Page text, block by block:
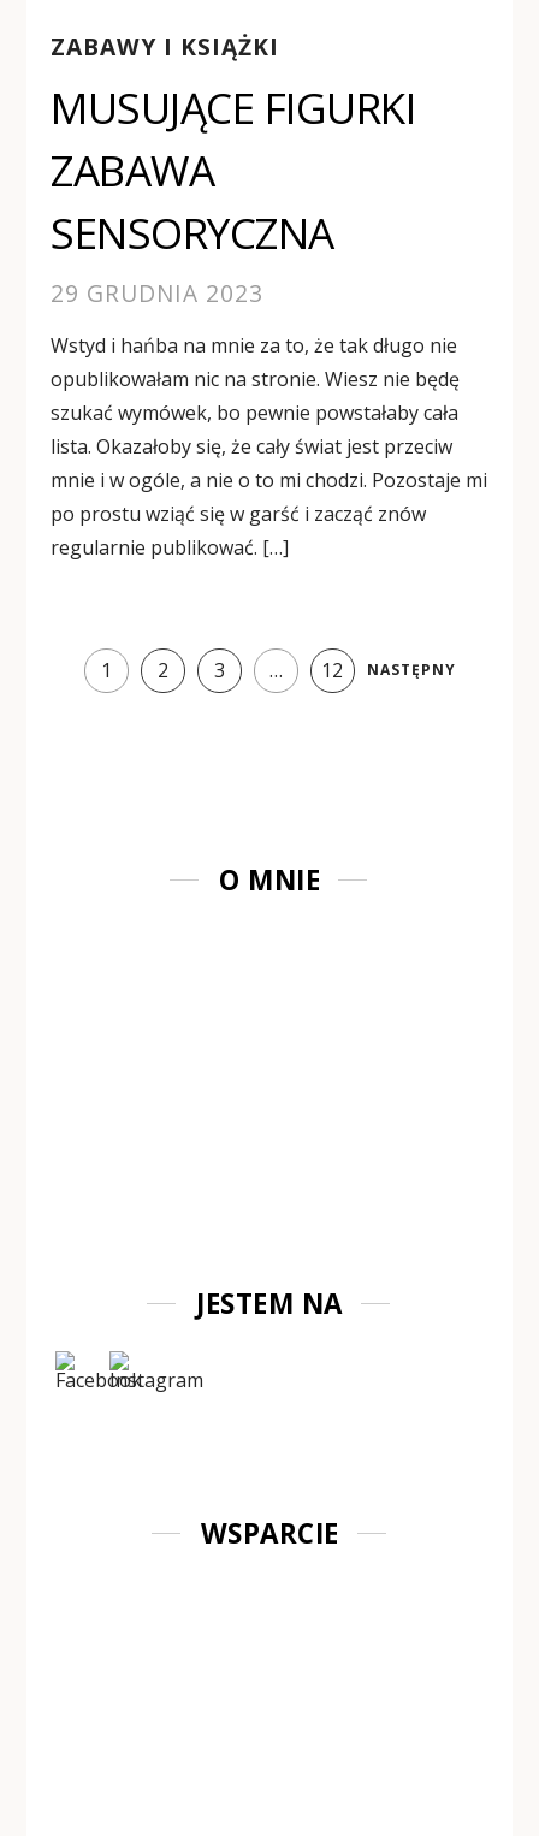
ZABAWY I KSIĄŻKI
MUSUJĄCE FIGURKI
ZABAWA
SENSORYCZNA
29 GRUDNIA 2023
Wstyd i hańba na mnie za to, że tak długo nie
opublikowałam nic na stronie. Wiesz nie będę
szukać wymówek, bo pewnie powstałaby cała
lista. Okazałoby się, że cały świat jest przeciw
mnie i w ogóle, a nie o to mi chodzi. Pozostaje mi
po prostu wziąć się w garść i zacząć znów
regularnie publikować. […]
1 2 3 … 12 NASTĘPNY
O MNIE
JESTEM NA
WSPARCIE